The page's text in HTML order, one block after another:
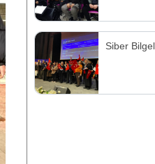
Siber